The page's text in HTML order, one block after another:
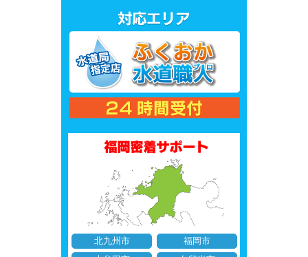
北九州市
福岡市